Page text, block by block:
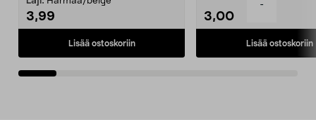
-
3,99
Lisää ostoskoriin
3,00
Lisää ostoskoriin